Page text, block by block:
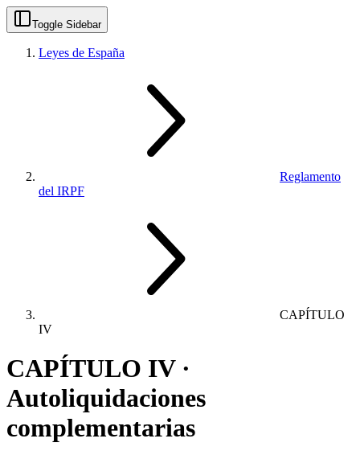
Toggle Sidebar
Leyes de España
Reglamento
del IRPF
CAPÍTULO
IV
CAPÍTULO IV ·
Autoliquidaciones
complementarias